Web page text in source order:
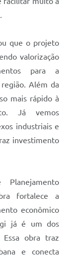
que o projeto
valorização
para a
Além da
mais rápido à
Já vemos
industriais e
investimento
fortalece a
econômico
já é um dos
Essa obra traz
e conecta